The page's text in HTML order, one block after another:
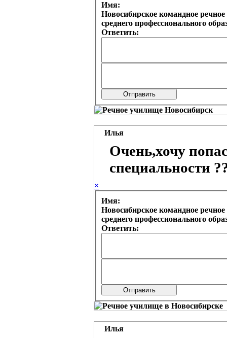
Имя:
Новосибирское командное
среднего профессионального
Ответить:
Илья
Очень,хочу
специальности
×
Имя:
Новосибирское командное
среднего профессионального
Ответить:
Илья